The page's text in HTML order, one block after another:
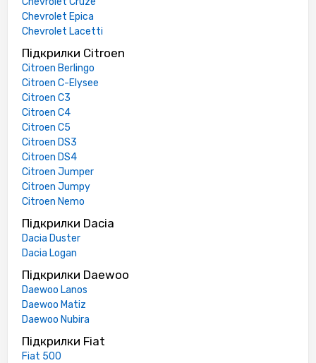
Chevrolet Epica
Chevrolet Lacetti
Підкрилки Citroen
Citroen Berlingo
Citroen C-Elysee
Citroen C3
Citroen C4
Citroen C5
Citroen DS3
Citroen DS4
Citroen Jumper
Citroen Jumpy
Citroen Nemo
Підкрилки Dacia
Dacia Duster
Dacia Logan
Підкрилки Daewoo
Daewoo Lanos
Daewoo Matiz
Daewoo Nubira
Підкрилки Fiat
Fiat 500